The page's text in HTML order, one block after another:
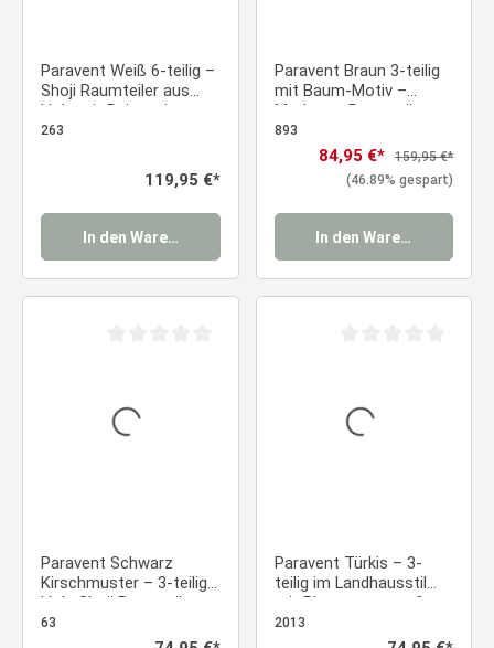
Paravent Weiß 6-teilig –
Shoji Raumteiler aus
Holz mit Reispapier
263
Regulärer Preis:
119,95 €*
In den Warenkorb
Paravent Braun 3-teilig
mit Baum-Motiv –
Moderner Raumteiler
aus Holz & Shoji
Reispapier
893
Verkaufspreis:
84,95 €* Regulärer Preis:
159,95 €*
(46.89% gespart)
In den Warenkorb
Paravent Schwarz
Kirschmuster – 3-teilig
Holz Shoji Raumteiler
mit Reispapier
63
Paravent Türkis – 3-
teilig im Landhausstil
mit Blumenmuster &
Stoffbespannung
2013